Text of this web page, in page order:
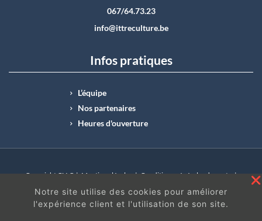
067/64.73.23
info@ittreculture.be
Infos pratiques
L’équipe
Nos partenaires
Heures d'ouverture
Copyright CLI © | Mentions légales | Conditions générales de vente |
N°Entreprise : BE0414.742.009 |
BE50 0012 6285 4518
Notre site utilise des cookies pour améliorer
l'expérience client et l'utilisation de son site.